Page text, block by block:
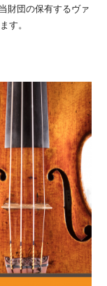
財団の保有するヴァ
す。